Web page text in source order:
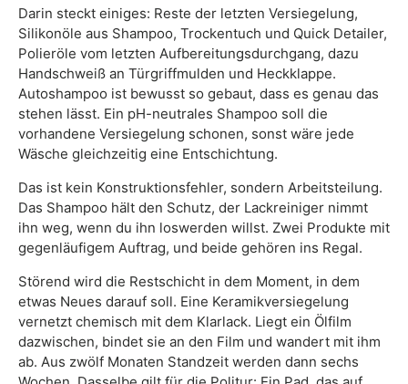
Darin steckt einiges: Reste der letzten Versiegelung,
Silikonöle aus Shampoo, Trockentuch und Quick Detailer,
Polieröle vom letzten Aufbereitungsdurchgang, dazu
Handschweiß an Türgriffmulden und Heckklappe.
Autoshampoo ist bewusst so gebaut, dass es genau das
stehen lässt. Ein pH-neutrales Shampoo soll die
vorhandene Versiegelung schonen, sonst wäre jede
Wäsche gleichzeitig eine Entschichtung.
Das ist kein Konstruktionsfehler, sondern Arbeitsteilung.
Das Shampoo hält den Schutz, der Lackreiniger nimmt
ihn weg, wenn du ihn loswerden willst. Zwei Produkte mit
gegenläufigem Auftrag, und beide gehören ins Regal.
Störend wird die Restschicht in dem Moment, in dem
etwas Neues darauf soll. Eine Keramikversiegelung
vernetzt chemisch mit dem Klarlack. Liegt ein Ölfilm
dazwischen, bindet sie an den Film und wandert mit ihm
ab. Aus zwölf Monaten Standzeit werden dann sechs